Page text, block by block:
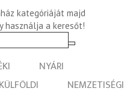
kategóriáját majd
használja a keresőt!
NYÁRI
KÜLFÖLDI
NEMZETISÉGI